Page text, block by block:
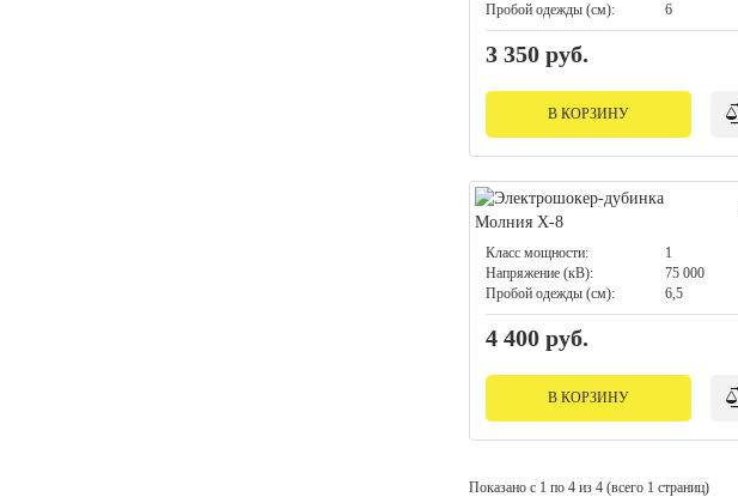
Пробой одежды (см):
6
3 350 руб.
В КОРЗИНУ
Класс мощности:
1
Напряжение (кВ):
75 000
Пробой одежды (см):
6,5
4 400 руб.
В КОРЗИНУ
Показано с 1 по 4 из 4 (всего 1 страниц)